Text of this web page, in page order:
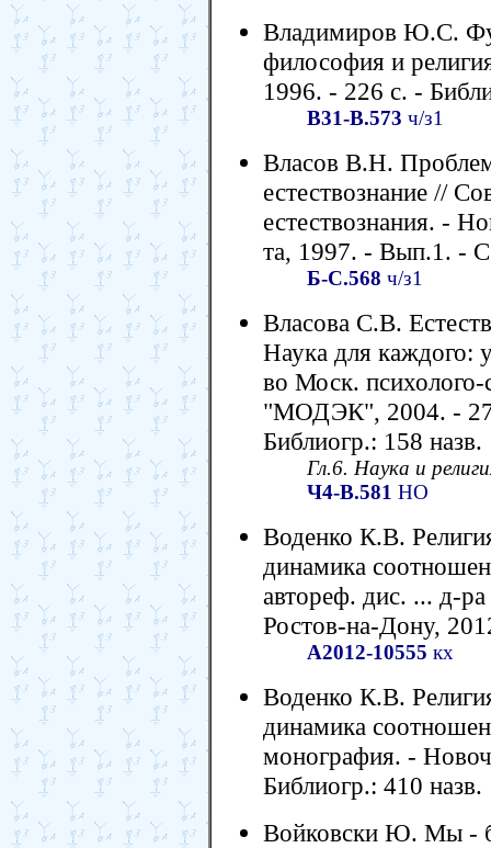
Владимиров Ю.С.
философия и
1996. - 226 с. -
В31-В.573 ч/з1
Власов В.Н.
естествознание //
естествознания. -
та, 1997. - Вып.1. -
Б-С.568 ч/з1
Власова С.В.
Наука для каждого:
во Моск.
"МОДЭК", 2004. -
Библиогр.: 158 назв.
Гл.6. Наука и
Ч4-В.581 НО
Воденко К.В.
динамика
автореф. дис. ... д-
Ростов-на-Дону,
А2012-10555 кх
Воденко К.В.
динамика
монография. -
Библиогр.: 410 назв.
Войковски Ю. Мы -